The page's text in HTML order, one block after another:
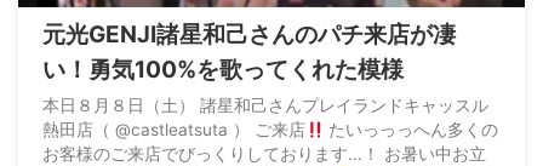
元光GENJI諸星和己さんのパチ来店が凄
い！勇気100%を歌ってくれた模様
本日８月８日（土） 諸星和己さんプレイランドキャッスル
熱田店（ @castleatsuta ） ご来店
たいっっっへん多くの
お客様のご来店でびっくりしております...！ お暑い中お立